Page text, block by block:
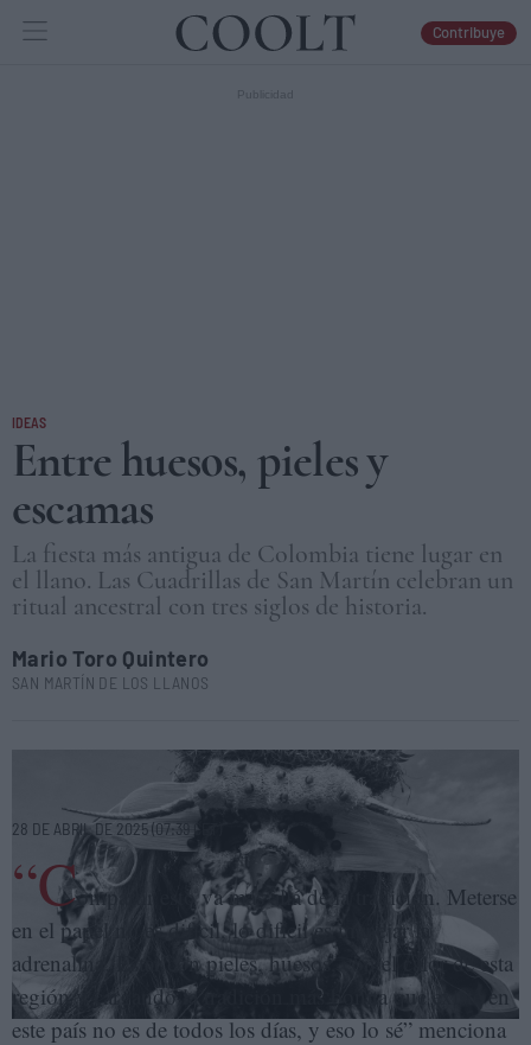
IDEAS
Contribuye
IDEAS
Entre huesos, pieles y
escamas
La fiesta más antigua de Colombia tiene lugar en
el llano. Las Cuadrillas de San Martín celebran un
ritual ancestral con tres siglos de historia.
Mario Toro Quintero
SAN MARTÍN DE LOS LLANOS
Los cuadrilleros de San Martín mantienen viva la llama de una de las
tradiciones más antiguas de Colombia. MARIO TORO QUINTERO
28 DE ABRIL DE 2025 (07:39 CET)
“Compartir esto va más allá de la tradición. Meterse
en el papel no es difícil, lo difícil es manejar la
adrenalina. Estar con pieles, huesos, con el calor de esta
región y cargando la tradición más bonita que existe en
este país no es de todos los días, y eso lo sé” menciona